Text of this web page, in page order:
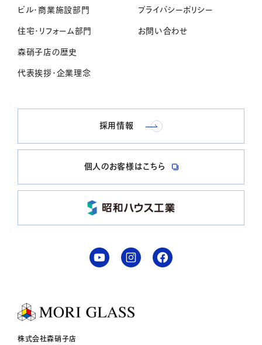
ビル・商業施設部門
住宅・リフォーム部門
森硝子店の歴史
代表挨拶・企業理念
プライバシーポリシー
お問い合わせ
採用情報
個人のお客様はこちら
株式会社森硝子店